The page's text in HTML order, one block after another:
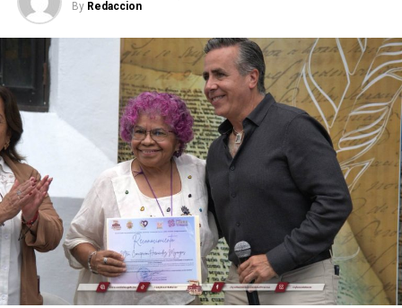
Explicó que de los participantes serán seleccionados
alrededor de 40 atletas que representarán a México en
el campeonato mundial programado para noviembre en
Georgia, por lo que el torneo en Córdoba también
funciona como una de las principales etapas para
conformar al equipo nacional.
Marroquín destacó el desempeño que ha tenido México
en competencias internacionales de artes marciales
mixtas y sostuvo que el país se ha consolidado como una
de las principales potencias del continente americano
en esta disciplina.
By Redaccion